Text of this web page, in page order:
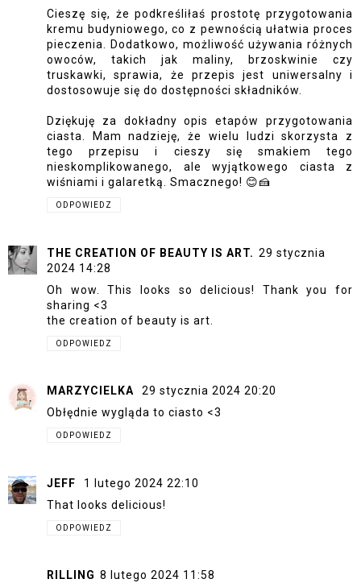
Cieszę się, że podkreśliłaś prostotę przygotowania
kremu budyniowego, co z pewnością ułatwia proces
pieczenia. Dodatkowo, możliwość używania różnych
owoców, takich jak maliny, brzoskwinie czy
truskawki, sprawia, że przepis jest uniwersalny i
dostosowuje się do dostępności składników.
Dziękuję za dokładny opis etapów przygotowania
ciasta. Mam nadzieję, że wielu ludzi skorzysta z
tego przepisu i cieszy się smakiem tego
nieskomplikowanego, ale wyjątkowego ciasta z
wiśniami i galaretką. Smacznego! 😊🍰
ODPOWIEDZ
THE CREATION OF BEAUTY IS ART. 29 stycznia
2024 14:28
Oh wow. This looks so delicious! Thank you for
sharing <3
the creation of beauty is art.
ODPOWIEDZ
MARZYCIELKA
29 stycznia 2024 20:20
Obłędnie wygląda to ciasto <3
ODPOWIEDZ
JEFF
1 lutego 2024 22:10
That looks delicious!
ODPOWIEDZ
RILLING 8 lutego 2024 11:58